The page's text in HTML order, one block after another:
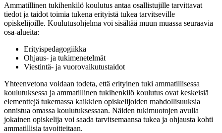
Ammatillinen tukihenkilö koulutus antaa osallistujille tarvittavat
tiedot ja taidot toimia tukena erityistä tukea tarvitseville
opiskelijoille. Koulutusohjelma voi sisältää muun muassa seuraavia
osa-alueita:
Erityispedagogiikka
Ohjaus- ja tukimenetelmät
Viestintä- ja vuorovaikutustaidot
Yhteenvetona voidaan todeta, että erityinen tuki ammatillisessa
koulutuksessa ja ammatillinen tukihenkilö koulutus ovat keskeisiä
elementtejä tukemassa kaikkien opiskelijoiden mahdollisuuksia
onnistua omassa koulutuksessaan. Näiden tukimuotojen avulla
jokainen opiskelija voi saada tarvitsemaansa tukea ja ohjausta kohti
ammatillisia tavoitteitaan.